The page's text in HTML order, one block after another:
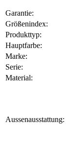
Garantie:
Größenindex:
Produkttyp:
Hauptfarbe:
Marke:
Serie:
Material:
Aussenausstattung: